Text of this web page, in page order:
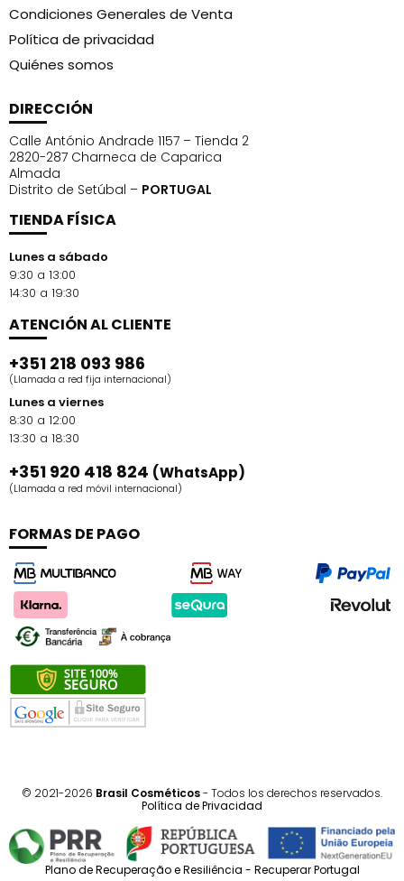
Condiciones Generales de Venta
Política de privacidad
Quiénes somos
DIRECCIÓN
Calle António Andrade 1157 – Tienda 2
2820-287 Charneca de Caparica
Almada
Distrito de Setúbal – PORTUGAL
TIENDA FÍSICA
Lunes a sábado
9:30 a 13:00
14:30 a 19:30
ATENCIÓN AL CLIENTE
+351 218 093 986
(Llamada a red fija internacional)
Lunes a viernes
8:30 a 12:00
13:30 a 18:30
+351 920 418 824 (WhatsApp)
(Llamada a red móvil internacional)
FORMAS DE PAGO
© 2021-2026 Brasil Cosméticos- Todos los derechos reservados.
Política de Privacidad
Plano de Recuperação e Resiliência - Recuperar Portugal